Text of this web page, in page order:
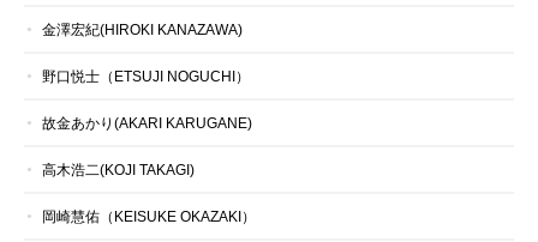
金澤宏紀(HIROKI KANAZAWA)
野口悦士（ETSUJI NOGUCHI）
故金あかり(AKARI KARUGANE)
高木浩二(KOJI TAKAGI)
岡崎慧佑（KEISUKE OKAZAKI）